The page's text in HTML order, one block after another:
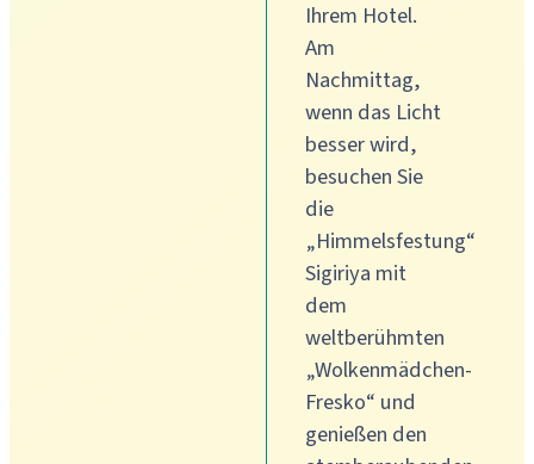
Ihrem Hotel.
Am
Nachmittag,
wenn das Licht
besser wird,
besuchen Sie
die
„Himmelsfestung“
Sigiriya mit
dem
weltberühmten
„Wolkenmädchen-
Fresko“ und
genießen den